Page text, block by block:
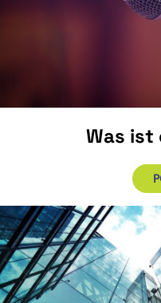
Was ist